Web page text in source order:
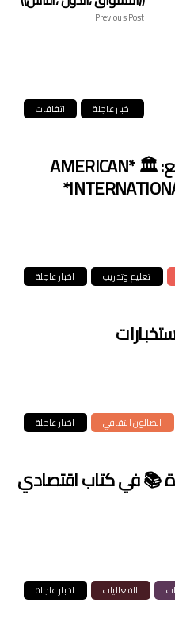
Previous Post
اتفاقات اخبار عاجلة
اتفاقية تعاون أكاديمي مع: 🏛️ *AMERICAN
اخبار عاجلة تعليم وتدريب
اخبار عاجلة الصالون الثقافي
📚 في كتاب اقتصادي
اخبار عاجلة الفعاليات